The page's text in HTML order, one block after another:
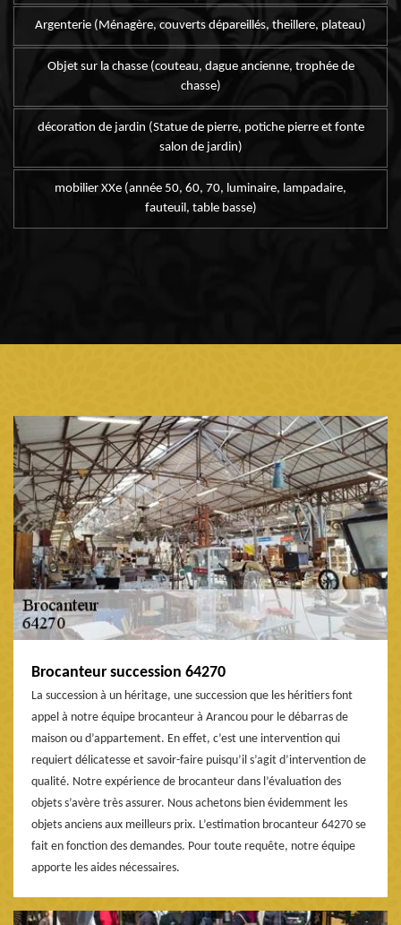
Argenterie (Ménagère, couverts dépareillés, theillere, plateau)
Objet sur la chasse (couteau, dague ancienne, trophée de
chasse)
décoration de jardin (Statue de pierre, potiche pierre et fonte
salon de jardin)
mobilier XXe (année 50, 60, 70, luminaire, lampadaire,
fauteuil, table basse)
Brocanteur succession 64270
La succession à un héritage, une succession que les héritiers font
appel à notre équipe brocanteur à Arancou pour le débarras de
maison ou d’appartement. En effet, c’est une intervention qui
requiert délicatesse et savoir-faire puisqu’il s’agit d’intervention de
qualité. Notre expérience de brocanteur dans l’évaluation des
objets s’avère très assurer. Nous achetons bien évidemment les
objets anciens aux meilleurs prix. L’estimation brocanteur 64270 se
fait en fonction des demandes. Pour toute requête, notre équipe
apporte les aides nécessaires.